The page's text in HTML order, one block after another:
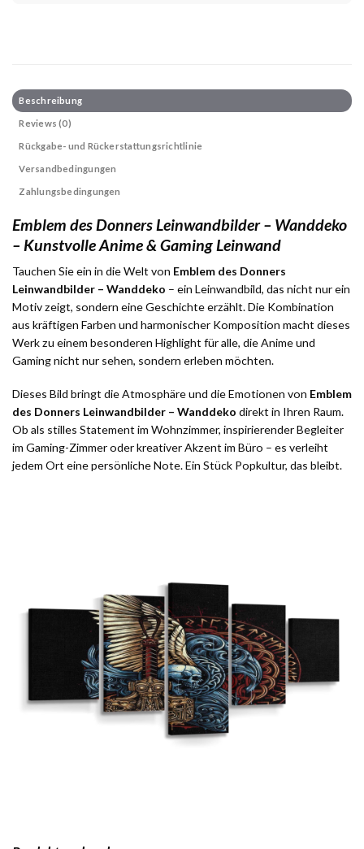
Beschreibung
Reviews (0)
Rückgabe- und Rückerstattungsrichtlinie
Versandbedingungen
Zahlungsbedingungen
Emblem des Donners Leinwandbilder – Wanddeko
– Kunstvolle Anime & Gaming Leinwand
Tauchen Sie ein in die Welt von Emblem des Donners
Leinwandbilder – Wanddeko – ein Leinwandbild, das nicht nur ein
Motiv zeigt, sondern eine Geschichte erzählt. Die Kombination
aus kräftigen Farben und harmonischer Komposition macht dieses
Werk zu einem besonderen Highlight für alle, die Anime und
Gaming nicht nur sehen, sondern erleben möchten.
Dieses Bild bringt die Atmosphäre und die Emotionen von Emblem
des Donners Leinwandbilder – Wanddeko direkt in Ihren Raum.
Ob als stilles Statement im Wohnzimmer, inspirierender Begleiter
im Gaming-Zimmer oder kreativer Akzent im Büro – es verleiht
jedem Ort eine persönliche Note. Ein Stück Popkultur, das bleibt.